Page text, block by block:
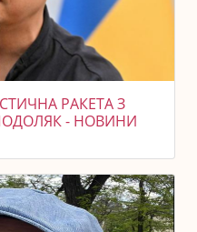
РАКЕТА З
- НОВИНИ